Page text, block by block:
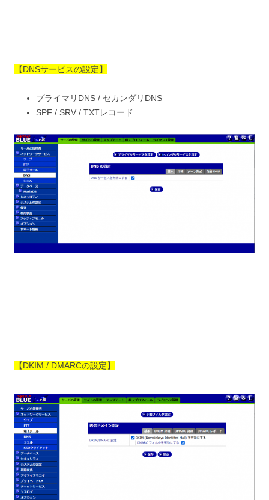
【DNSサービスの設定】
プライマリDNS / セカンダリDNS
SPF / SRV / TXTレコード
【DKIM / DMARCの設定】